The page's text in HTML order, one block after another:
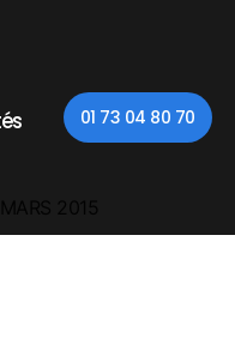
01 73 04 80 70